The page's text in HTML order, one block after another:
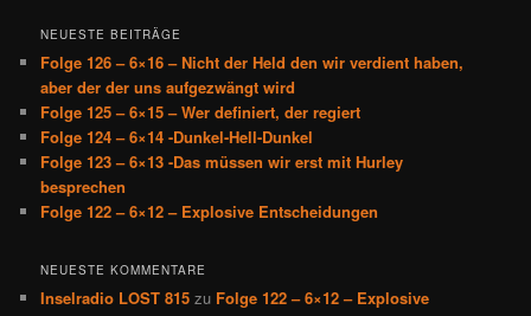
NEUESTE BEITRÄGE
Folge 126 – 6×16 – Nicht der Held den wir verdient haben,
aber der der uns aufgezwängt wird
Folge 125 – 6×15 – Wer definiert, der regiert
Folge 124 – 6×14 -Dunkel-Hell-Dunkel
Folge 123 – 6×13 -Das müssen wir erst mit Hurley
besprechen
Folge 122 – 6×12 – Explosive Entscheidungen
NEUESTE KOMMENTARE
Inselradio LOST 815 zu Folge 122 – 6×12 – Explosive